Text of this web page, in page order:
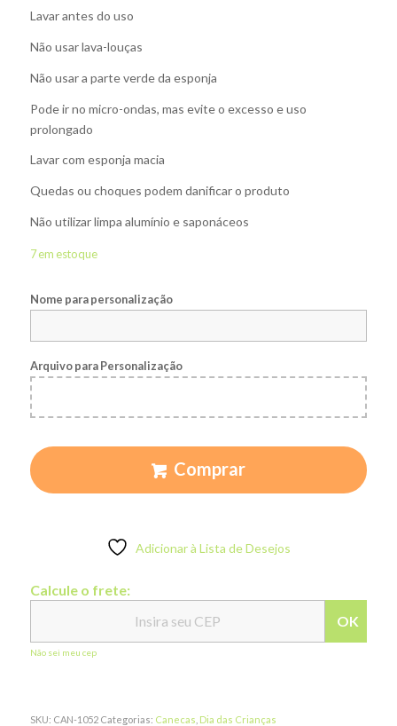
Lavar antes do uso
Não usar lava-louças
Não usar a parte verde da esponja
Pode ir no micro-ondas, mas evite o excesso e uso
prolongado
Lavar com esponja macia
Quedas ou choques podem danificar o produto
Não utilizar limpa alumínio e saponáceos
7 em estoque
Nome para personalização
Arquivo para Personalização
Comprar
Adicionar à Lista de Desejos
Calcule o frete:
OK
Não sei meu cep
SKU: CAN-1052 Categorias: Canecas Dia das Crianças